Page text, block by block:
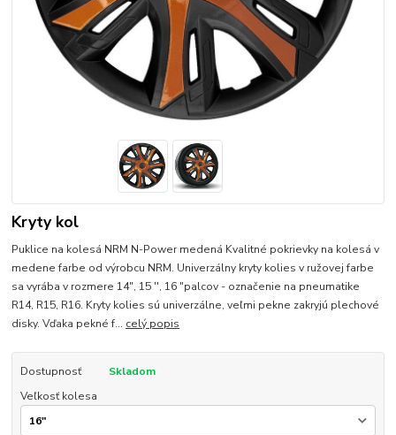
Kryty kol
Puklice na kolesá NRM N-Power medená Kvalitné pokrievky na kolesá v
medene farbe od výrobcu NRM. Univerzálny kryty kolies v ružovej farbe
sa vyrába v rozmere 14", 15 '', 16 "palcov - označenie na pneumatike
R14, R15, R16. Kryty kolies sú univerzálne, veľmi pekne zakryjú plechové
disky. Vďaka pekné f... celý popis
Dostupnosť
Skladom
Veľkosť kolesa